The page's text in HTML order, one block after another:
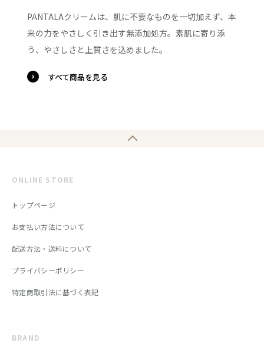
PANTALAクリームは、肌に不要なものを一切加えず、本
来の力をやさしく引き出す無添加処方。素肌に寄り添
う、やさしさと上質さを込めました。
すべて商品を見る
ONLINE STORE
トップページ
お支払い方法について
配送方法・送料について
プライバシーポリシー
特定商取引法に基づく表記
BRAND